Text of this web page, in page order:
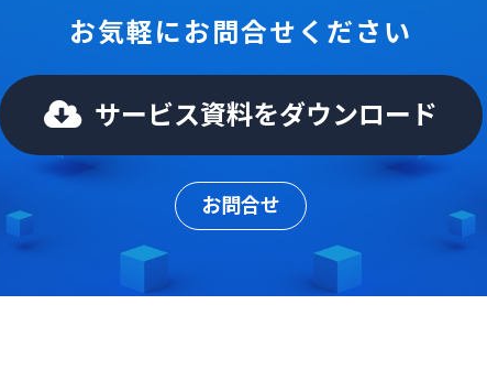
お気軽にお問合せください
サービス資料をダウンロード
お問合せ